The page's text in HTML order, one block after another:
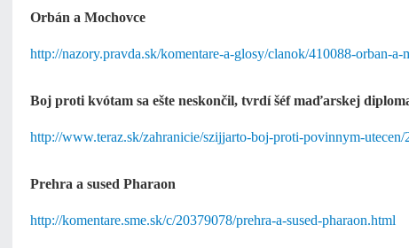
Orbán a Mochovce
http://nazory.pravda.sk/komentare-a-glosy/clanok/410088-orban-a-
Boj proti kvótam sa ešte neskončil, tvrdí šéf maďarskej
http://www.teraz.sk/zahranicie/szijjarto-boj-proti-povinnym-
Prehra a sused Pharaon
http://komentare.sme.sk/c/20379078/prehra-a-sused-pharaon.html